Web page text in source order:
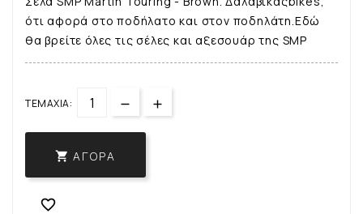
ότι αφορά στο ποδήλατο και στον ποδηλάτη.Εδώ
θα βρείτε όλες τις σέλες και αξεσουάρ της SMP
ΤΕΜΆΧΙΑ:
 ΑΓΟΡΆ
